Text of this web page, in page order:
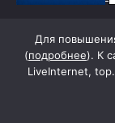
© 2026 Слава
Для
(подробнее). К
LiveInternet,